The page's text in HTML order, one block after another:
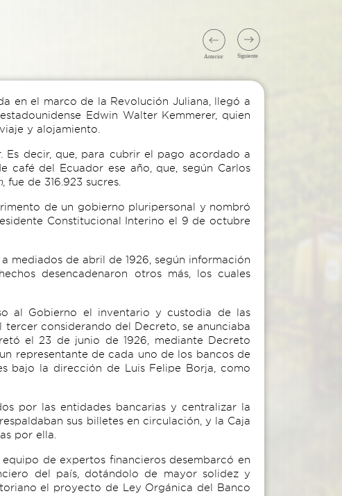
en el marco de la Revolución Juliana, llegó a
Edwin Walter Kemmerer, quien
y alojamiento.
Es decir, que, para cubrir el pago acordado a
café del Ecuador ese año, que, según Carlos
, fue de 316.923 sucres.
de un gobierno pluripersonal y nombró
Constitucional Interino el 9 de octubre
mediados de abril de 1926, según información
desencadenaron otros más, los cuales
al Gobierno el inventario y custodia de las
considerando del Decreto, se anunciaba
el 23 de junio de 1926, mediante Decreto
representante de cada uno de los bancos de
bajo la dirección de Luis Felipe Borja, como
por las entidades bancarias y centralizar la
sus billetes en circulación, y la Caja
por ella.
de expertos financieros desembarcó en
del país, dotándolo de mayor solidez y
el proyecto de Ley Orgánica del Banco